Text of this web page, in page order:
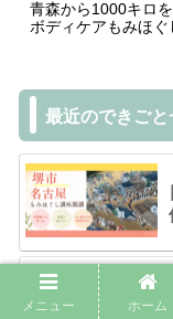
青森から1000キロ
ボディケアもみほ
最近のできごと
メニュー ホーム